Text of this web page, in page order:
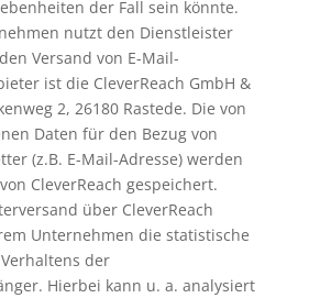
der Fall sein könnte.
nutzt den Dienstleister
Versand von E-Mail-
ist die CleverReach GmbH &
2, 26180 Rastede. Die von
Daten für den Bezug von
(z.B. E-Mail-Adresse) werden
CleverReach gespeichert.
über CleverReach
Unternehmen die statistische
der
Hierbei kann u. a. analysiert